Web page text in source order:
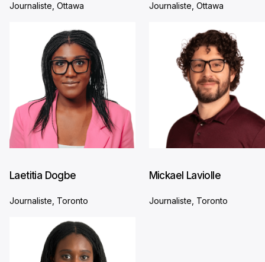
Journaliste, Ottawa Journaliste, Ottawa
Laetitia Dogbe
Journaliste, Toronto
Mickael Laviolle
Journaliste, Toronto